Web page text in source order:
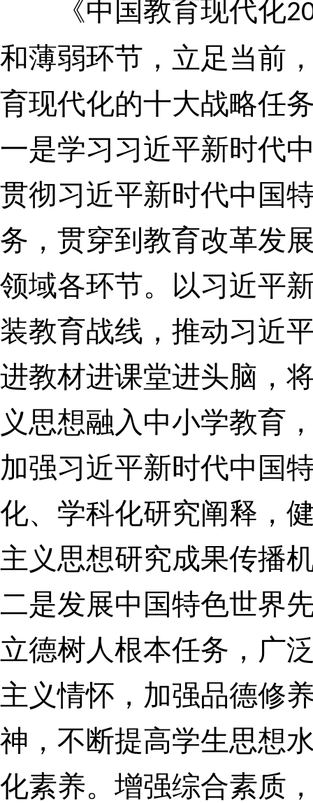
《中国教育现代化
和薄弱环节，立足当前
育现代化的十大战略任
一是学习习近平新时代
贯彻习近平新时代中国
务，贯穿到教育改革发
领域各环节。以习近平
装教育战线，推动习近
进教材进课堂进头脑，
义思想融入中小学教育
加强习近平新时代中国
化、学科化研究阐释，
主义思想研究成果传播
二是发展中国特色世界
立德树人根本任务，广
主义情怀，加强品德修
神，不断提高学生思想
化素养。增强综合素质